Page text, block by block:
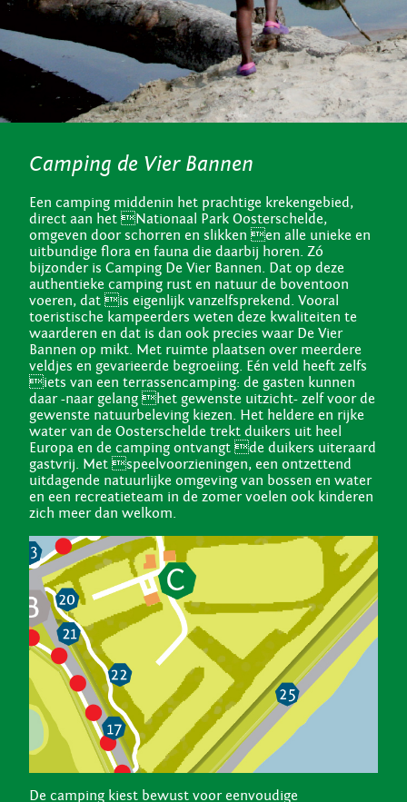
Camping de Vier Bannen
Een camping middenin het prachtige krekengebied,
direct aan het Nationaal Park Oosterschelde,
omgeven door schorren en slikken en alle unieke en
uitbundige flora en fauna die daarbij horen. Zó
bijzonder is Camping De Vier Bannen. Dat op deze
authentieke camping rust en natuur de boventoon
voeren, dat is eigenlijk vanzelfsprekend. Vooral
toeristische kampeerders weten deze kwaliteiten te
waarderen en dat is dan ook precies waar De Vier
Bannen op mikt. Met ruimte plaatsen over meerdere
veldjes en gevarieerde begroeiing. Eén veld heeft zelfs
iets van een terrassencamping: de gasten kunnen
daar -naar gelang het gewenste uitzicht- zelf voor de
gewenste natuurbeleving kiezen. Het heldere en rijke
water van de Oosterschelde trekt duikers uit heel
Europa en de camping ontvangt de duikers uiteraard
gastvrij. Met speelvoorzieningen, een ontzettend
uitdagende natuurlijke omgeving van bossen en water
en een recreatieteam in de zomer voelen ook kinderen
zich meer dan welkom.
De camping kiest bewust voor eenvoudige